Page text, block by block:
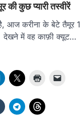
की कुछ प्यारी तस्वीरें
आज करीना के बेटे तैमूर 1
देखने में वह काफ़ी क्यूट…